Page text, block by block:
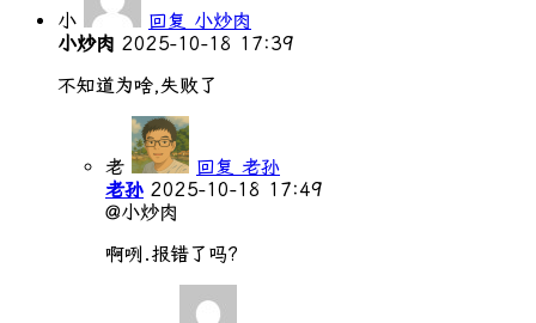
小
回复 小炒肉
小炒肉 2025-10-18 17:39
不知道为啥,失败了
老
回复 老孙
老孙 2025-10-18 17:49
@小炒肉
啊咧.报错了吗?